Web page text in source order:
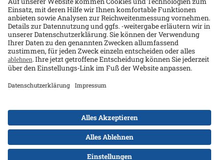
Informationen
Ansprechpartner
Kontakt
Alle Preise exkl. gesetzl. Mehrwertsteuer zzgl.
Versandkostenund ggf. Nachnahmegebühren, wenn
nicht anders angegeben.